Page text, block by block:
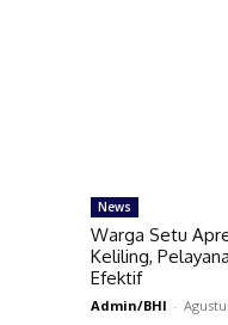
News
Warga Setu
Keliling,
Efektif
Admin/BHI -